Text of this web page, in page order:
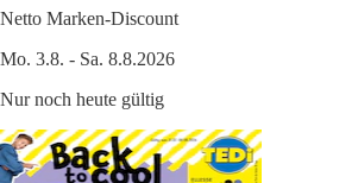
Netto Marken-Discount
Mo. 3.8. - Sa. 8.8.2026
Nur noch heute gültig